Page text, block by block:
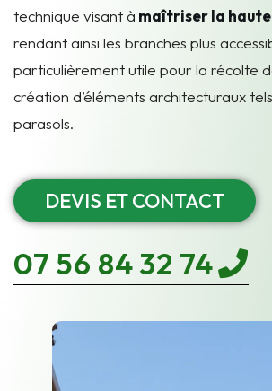
technique visant à maîtriser la
rendant ainsi les branches plus
particulièrement utile pour la récolte
création d’éléments architecturaux
parasols.
DEVIS ET CONTACT
07 56 84 32 74